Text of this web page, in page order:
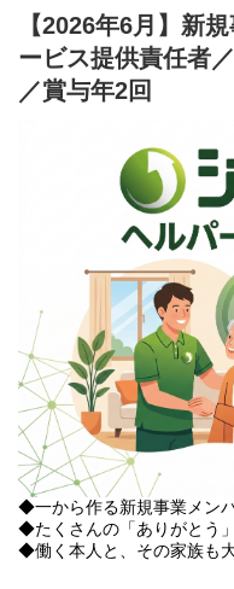
【2026年6月】新
ービス提供責任者
／賞与年2回
◆一から作る新規事業メン
◆たくさんの「ありがとう
◆働く本人と、その家族も